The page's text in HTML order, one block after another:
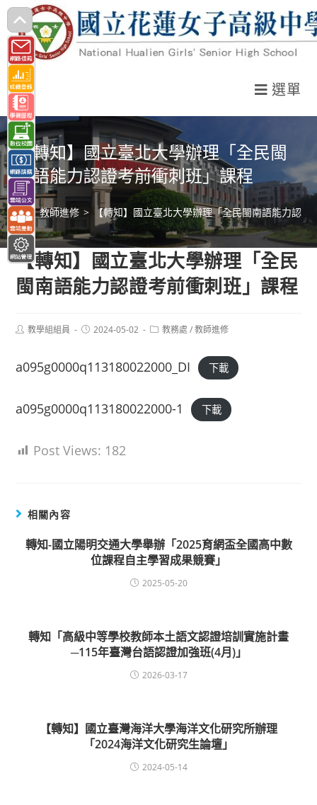
跳
轉
至
主
要
內
容
選單
【轉知】國立臺北大學辦理「全民閩
南語能力認證考前衝刺班」課程
> 教師進修 > 【轉知】國立臺北大學辦理「全民閩南語能力認證
【轉知】國立臺北大學辦理「全民
閩南語能力認證考前衝刺班」課程
Post教學組組員
Post2024-05-02
Post教務處 / 教師進修
a095g0000q113180022000_DI 下載
a095g0000q113180022000-1 下載
Post Views: 182
相關內容
轉知-國立陽明交通大學舉辦「2025育網盃全國高中數
位課程自主學習成果競賽」
2025-05-20
轉知「高級中等學校教師本土語文認證培訓實施計畫
─115年臺灣台語認證加強班(4月)」
2026-03-17
【轉知】國立臺灣海洋大學海洋文化研究所辦理
「2024海洋文化研究生論壇」
2024-05-14